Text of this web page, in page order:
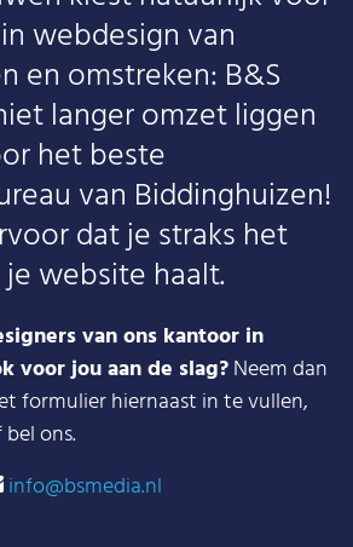
webdesign van
en omstreken: B&S
langer omzet liggen
het beste
van Biddinghuizen!
dat je straks het
website haalt.
van ons kantoor in
voor jou aan de slag?Neem dan
formulier hiernaast in te vullen,
ons.
info@bsmedia.nl